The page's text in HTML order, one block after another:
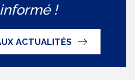
!
ACTUALITÉS